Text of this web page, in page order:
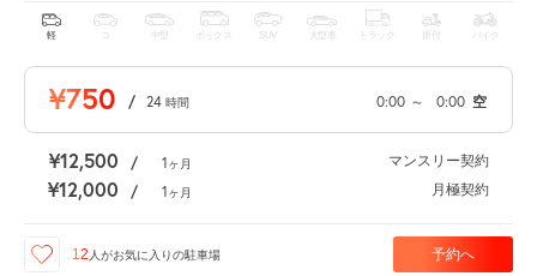
軽 中型 ボックス SUV 大型車 トラック 原付 バイク
¥750 / 24 時間 0:00 ～ 0:00 空
¥12,500 / 1ヶ月 マンスリー契約
¥12,000 / 1ヶ月 月極契約
12 人がお気に入りの駐車場 予約へ